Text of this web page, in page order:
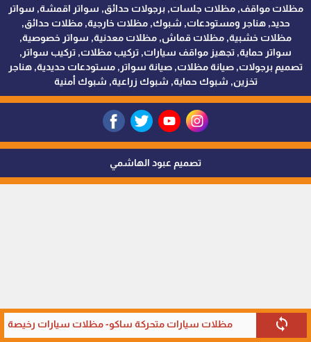
sync مظلات سيارات متحركة ساكو- مظلات سيارات رخيصة
مظلات مواقف, مظلات جلسات, برجولات حدائق, سواتر اقمشة, سواتر
حديد, هناجر ومستودعات, شبوك, مظلات خارجية, مظلات حدائق,
مظلات خشبية, مظلات قماش, مظلات معدنية, سواتر خصوصية,
سواتر حماية, تجهيز مواقف سيارات, تركيب مظلات, تركيب سواتر,
تصميم برجولات, صيانة مظلات, صيانة سواتر, مستودعات حديدية, هناجر
تخزين, شبوك حماية, شبوك زراعية, شبوك أمنية
تصميم عبود الهاشمي